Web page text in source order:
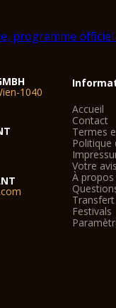
1040
Accueil
Contact
Termes
Politique
Votre
À
Festivals